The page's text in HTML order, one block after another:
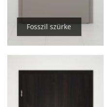
Fosszil szürke